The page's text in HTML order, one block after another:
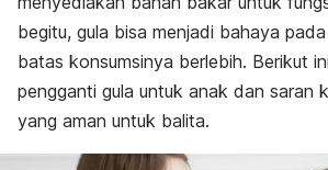
begitu, gula bisa menjadi bahaya
batas konsumsinya berlebih. Berikut
pengganti gula untuk anak dan saran
yang aman untuk balita.